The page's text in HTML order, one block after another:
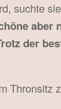
suchte sie
aber
der
Thronsitz